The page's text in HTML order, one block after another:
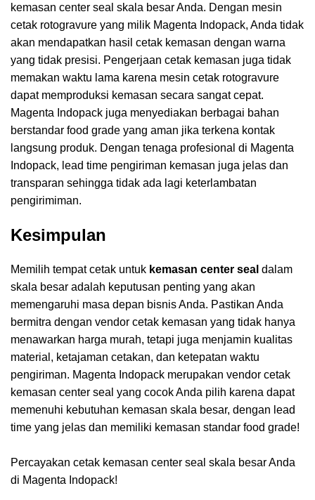
kemasan center seal skala besar Anda. Dengan mesin
cetak rotogravure yang milik Magenta Indopack, Anda tidak
akan mendapatkan hasil cetak kemasan dengan warna
yang tidak presisi. Pengerjaan cetak kemasan juga tidak
memakan waktu lama karena mesin cetak rotogravure
dapat memproduksi kemasan secara sangat cepat.
Magenta Indopack juga menyediakan berbagai bahan
berstandar food grade yang aman jika terkena kontak
langsung produk. Dengan tenaga profesional di Magenta
Indopack, lead time pengiriman kemasan juga jelas dan
transparan sehingga tidak ada lagi keterlambatan
pengirimiman.
Kesimpulan
Memilih tempat cetak untuk kemasan center seal dalam
skala besar adalah keputusan penting yang akan
memengaruhi masa depan bisnis Anda. Pastikan Anda
bermitra dengan vendor cetak kemasan yang tidak hanya
menawarkan harga murah, tetapi juga menjamin kualitas
material, ketajaman cetakan, dan ketepatan waktu
pengiriman. Magenta Indopack merupakan vendor cetak
kemasan center seal yang cocok Anda pilih karena dapat
memenuhi kebutuhan kemasan skala besar, dengan lead
time yang jelas dan memiliki kemasan standar food grade!
Percayakan cetak kemasan center seal skala besar Anda
di Magenta Indopack!